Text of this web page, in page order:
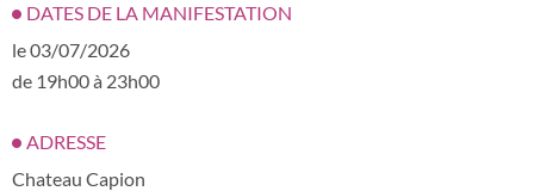
DATES DE LA MANIFESTATION
le 03/07/2026
de 19h00 à 23h00
ADRESSE
Chateau Capion